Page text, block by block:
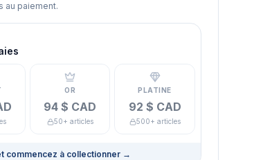
au paiement.
OR
94 $ CAD
50+ articles
PLATINE
92 $ CAD
500+ articles
commencez à collectionner→